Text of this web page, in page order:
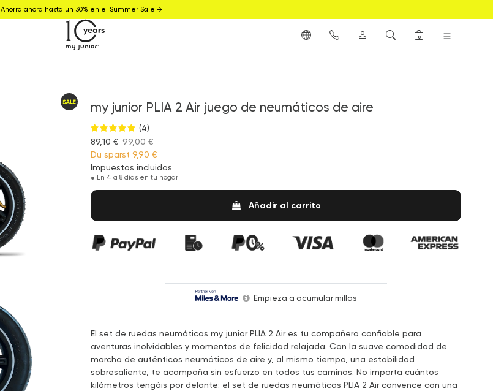
0
Ahorra ahora hasta un 30% en el Summer Sale →
my junior PLIA 2 Air juego de neumáticos de aire
(4)
89,10 € 99,00 €
Du sparst 9,90 €
Impuestos incluidos
● En 4 a 8 días en tu hogar
Añadir al carrito
Empieza a acumular millas
El set de ruedas neumáticas my junior PLIA 2 Air es tu compañero confiable para
aventuras inolvidables y momentos de felicidad relajada. Con la suave comodidad de
marcha de auténticos neumáticos de aire y, al mismo tiempo, una estabilidad
sobresaliente, te acompaña sin esfuerzo en todos tus caminos. No importa cuántos
kilómetros tengáis por delante: el set de ruedas neumáticas PLIA 2 Air convence con una